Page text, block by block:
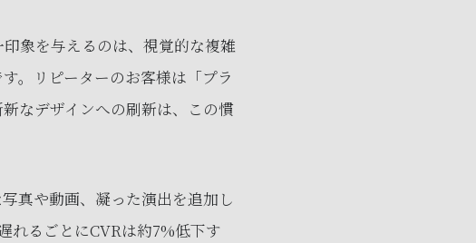
象を与えるのは、視覚的な複雑
。リピーターのお客様は「プラ
なデザインへの刷新は、この慣
真や動画、凝った演出を追加し
れるごとにCVRは約7%低下す